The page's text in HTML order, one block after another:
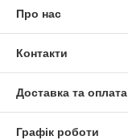
Про нас
Контакти
Доставка та оплата
Графік роботи